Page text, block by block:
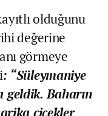
olduğunu
değerine
görmeye
: “Süleymaniye
Baharın